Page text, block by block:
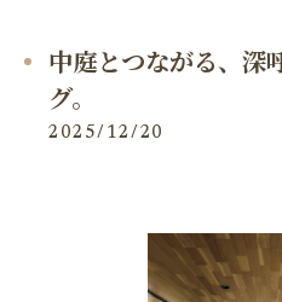
中庭とつながる、深
グ。
2025/12/20